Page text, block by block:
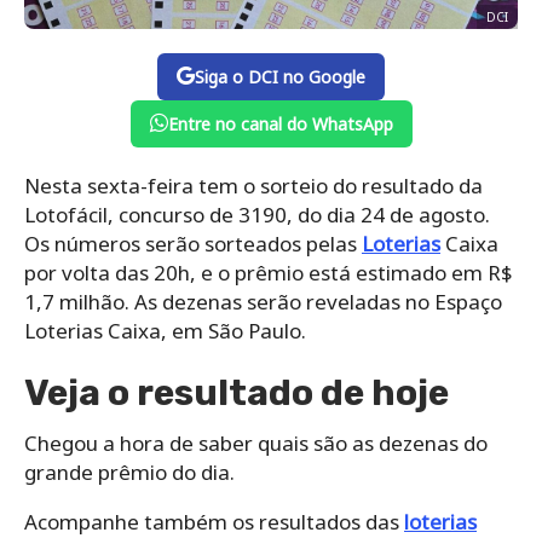
DCI
Siga o DCI no Google
Entre no canal do WhatsApp
Nesta sexta-feira tem o sorteio do resultado da
Lotofácil, concurso de 3190, do dia 24 de agosto.
Os números serão sorteados pelas LoteriasCaixa
por volta das 20h, e o prêmio está estimado em R$
1,7 milhão. As dezenas serão reveladas no Espaço
Loterias Caixa, em São Paulo.
Veja o resultado de hoje
Chegou a hora de saber quais são as dezenas do
grande prêmio do dia.
Acompanhe também os resultados das loterias